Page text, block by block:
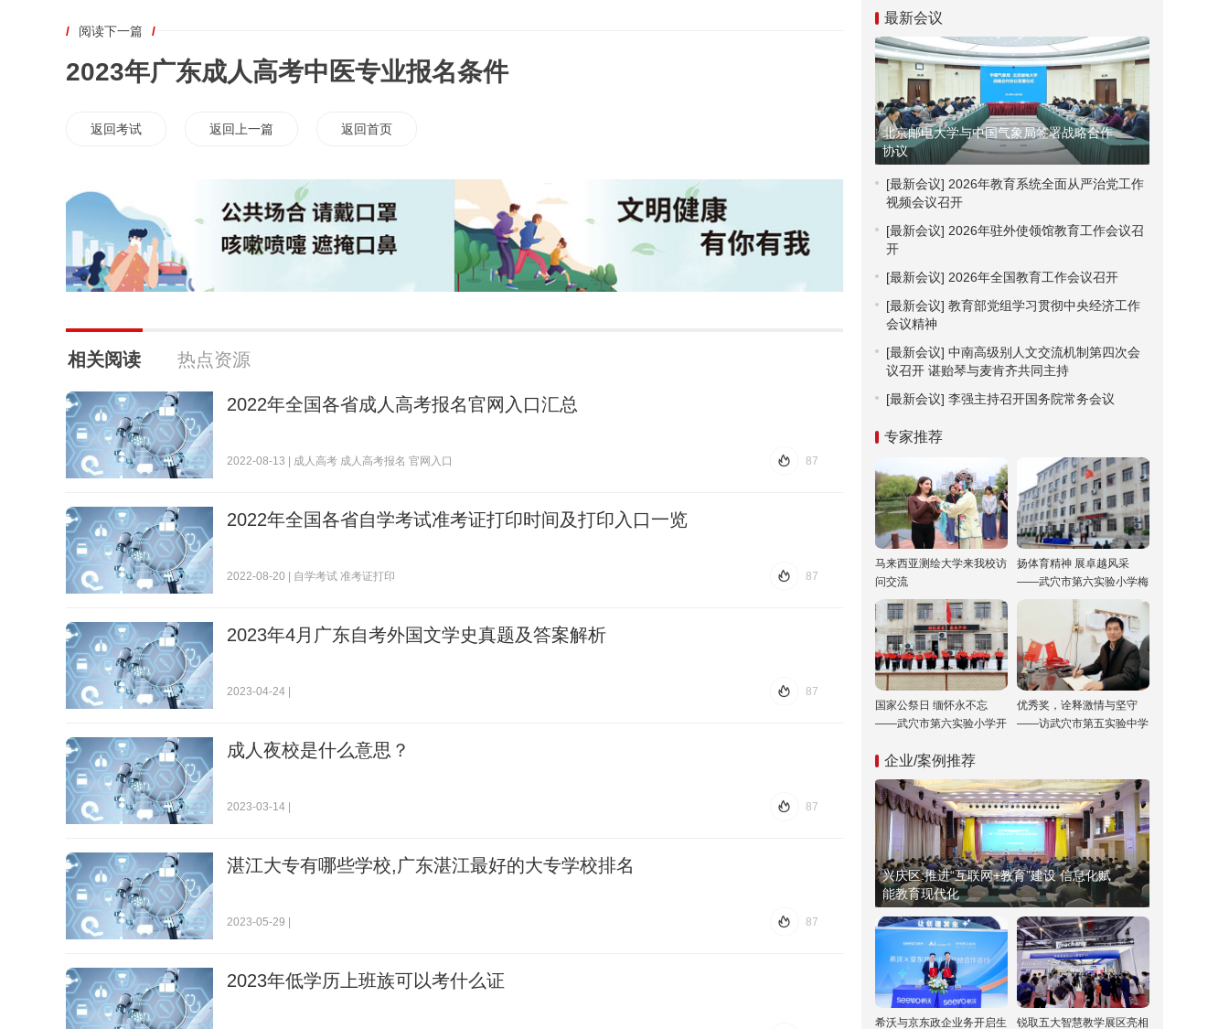
/ 阅读下一篇 /
2023年广东成人高考中医专业报名条件
返回考试 返回上一篇 返回首页
相关阅读 热点资源
2022年全国各省成人高考报名官网入口汇总
2022-08-13 | 成人高考 成人高考报名 官网入口 87
2022年全国各省自学考试准考证打印时间及打印入口一览
2022-08-20 | 自学考试 准考证打印 87
2023年4月广东自考外国文学史真题及答案解析
2023-04-24 | 87
成人夜校是什么意思？
2023-03-14 | 87
湛江大专有哪些学校,广东湛江最好的大专学校排名
2023-05-29 | 87
2023年低学历上班族可以考什么证
最新会议
北京邮电大学与中国气象局签署战略合作
协议
[最新会议] 2026年教育系统全面从严治党工作
视频会议召开
[最新会议] 2026年驻外使领馆教育工作会议召
开
[最新会议] 2026年全国教育工作会议召开
[最新会议] 教育部党组学习贯彻中央经济工作
会议精神
[最新会议] 中南高级别人文交流机制第四次会
议召开 谌贻琴与麦肯齐共同主持
[最新会议] 李强主持召开国务院常务会议
专家推荐
马来西亚测绘大学来我校访
问交流
扬体育精神 展卓越风采
——武穴市第六实验小学梅
川校区冬运会“嗨”翻校园！
国家公祭日 缅怀永不忘
——武穴市第六实验小学开
优秀奖，诠释激情与坚守
——访武穴市第五实验中学
企业/案例推荐
兴庆区:推进“互联网+教育”建设 信息化赋
能教育现代化
希沃与京东政企业务开启生
锐取五大智慧教学展区亮相